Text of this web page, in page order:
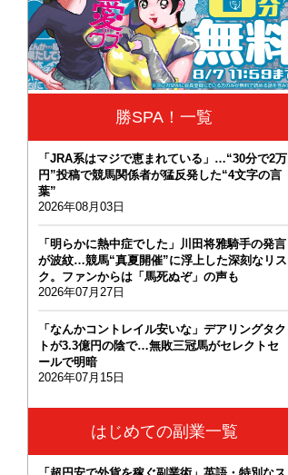
勝SPA！一覧
「JRA系はマジで恵まれている」…“30分で2万
円”投稿で競馬関係者が猛反発した“4文字の言
葉”
2026年08月03日
「明らかに熱中症でした」川田将雅騎手の発言
が波紋…競馬“真夏開催”に浮上した深刻なリス
ク。ファンからは「馬死ぬぞ」の声も
2026年07月27日
「なんかコントレイル安いな」デアリングタク
トが3.3億円の陰で…無敗三冠馬がセレクトセ
ールで明暗
2026年07月15日
はじめての副業一覧